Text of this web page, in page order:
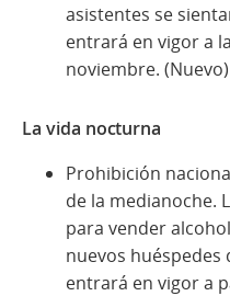
asistentes se
entrará en vigor a
noviembre. (Nuevo)
La vida nocturna
Prohibición
de la medianoche.
para vender
nuevos huéspedes
entrará en vigor a